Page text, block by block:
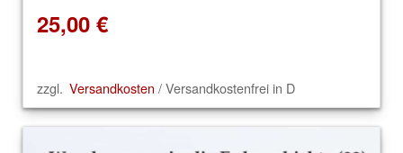
25,00 €
zzgl. Versandkosten / Versandkostenfrei in D